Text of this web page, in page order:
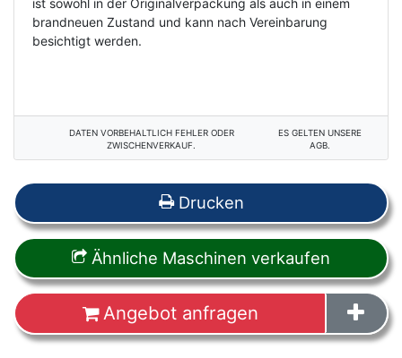
ist sowohl in der Originalverpackung als auch in einem
brandneuen Zustand und kann nach Vereinbarung
besichtigt werden.
DATEN VORBEHALTLICH FEHLER ODER
ZWISCHENVERKAUF.
ES GELTEN UNSERE
AGB.
Drucken
Ähnliche Maschinen verkaufen
Angebot anfragen